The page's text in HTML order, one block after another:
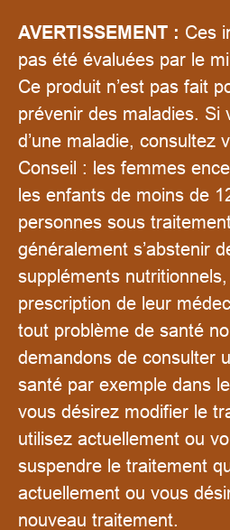
AVERTISSEMENT : Ces
pas été évaluées par le
Ce produit n’est pas fait
prévenir des maladies. Si
d’une maladie, consultez
Conseil : les femmes
les enfants de moins de
personnes sous
généralement s’abstenir
suppléments
prescription de leur
tout problème de santé
demandons de consulter
santé par exemple dans
vous désirez modifier le
utilisez actuellement ou
suspendre le traitement
actuellement ou vous
nouveau traitement.